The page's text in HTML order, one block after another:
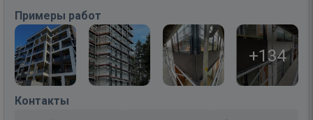
Примеры работ
+134
Контакты